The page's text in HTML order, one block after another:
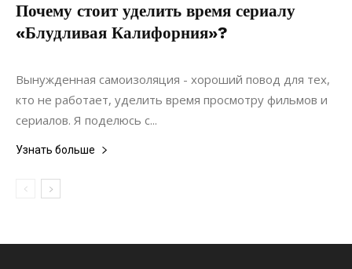
Почему стоит уделить время сериалу
«Блудливая Калифорния»?
22.06.2022
Вынужденная самоизоляция - хороший повод для тех,
кто не работает, уделить время просмотру фильмов и
сериалов. Я поделюсь с...
Узнать больше